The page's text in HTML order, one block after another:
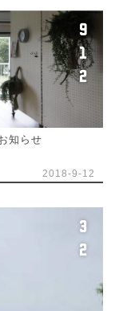
9
1
2
知らせ
2018-9-12
3
2